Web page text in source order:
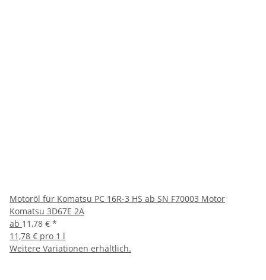
Motoröl für Komatsu PC 16R-3 HS ab SN F70003 Motor
Komatsu 3D67E 2A
ab 11,78 € *
11,78 € pro 1 l
Weitere Variationen erhältlich.